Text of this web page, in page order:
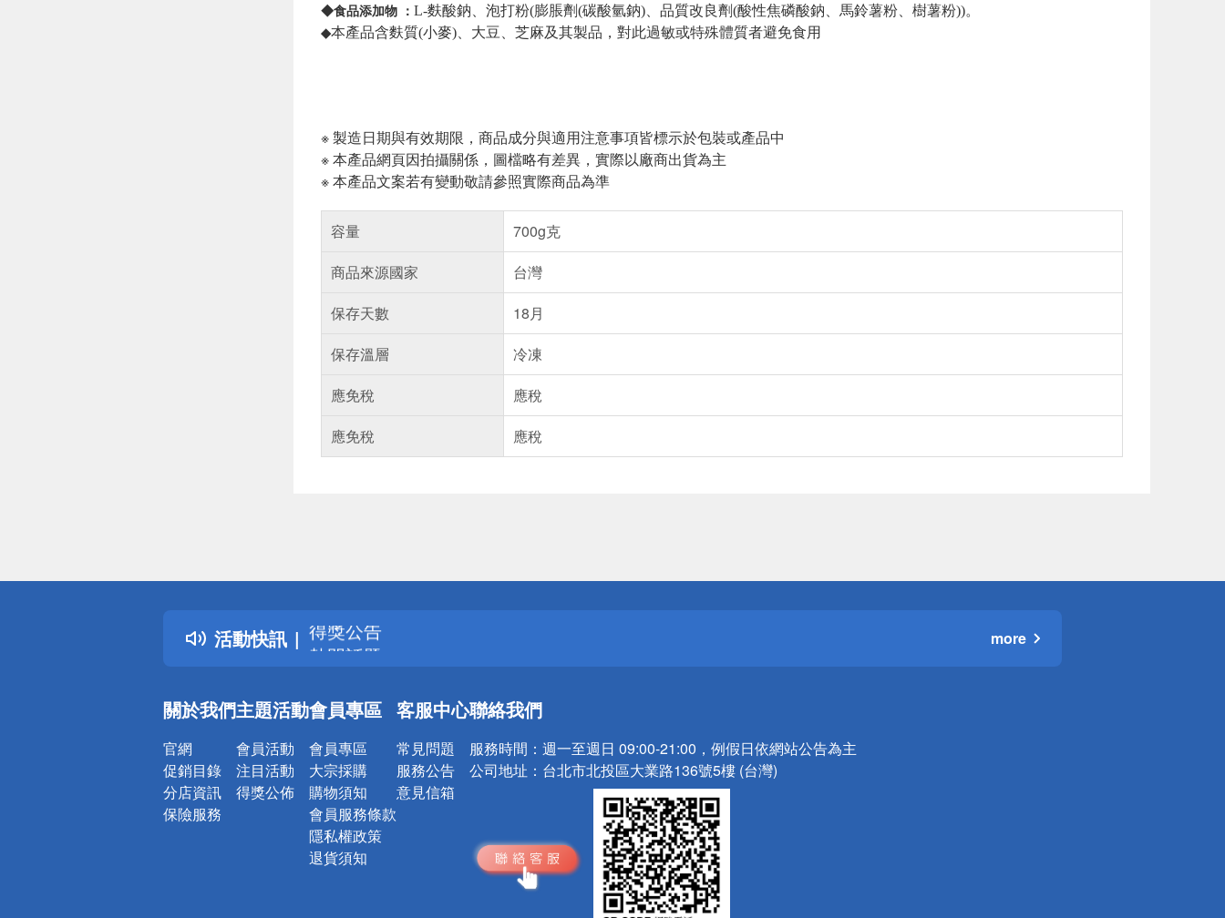
◆食品添加物 ： L-麩酸鈉、泡打粉(膨脹劑(碳酸氫鈉)、品質改良劑(酸性焦磷酸鈉、馬鈴薯粉、樹薯粉))。
◆本產品含麩質(小麥)、大豆、芝麻及其製品，對此過敏或特殊體質者避免食用
※ 製造日期與有效期限，商品成分與適用注意事項皆標示於包裝或產品中
※ 本產品網頁因拍攝關係，圖檔略有差異，實際以廠商出貨為主
※ 本產品文案若有變動敬請參照實際商品為準
容量
700g克
商品來源國家
台灣
保存天數
18月
保存溫層
冷凍
應免稅
應稅
應免稅
應稅
活動快訊
詐騙網頁！請小心！
得獎公告
熱門話題
銀行優惠
詐騙網頁！請小心！
more
關於我們
官網
促銷目錄
分店資訊
保險服務
主題活動
會員活動
注目活動
得獎公佈
會員專區
會員專區
大宗採購
購物須知
會員服務條款
隱私權政策
退貨須知
客服中心
常見問題
服務公告
意見信箱
聯絡我們
服務時間： 週一至週日 09:00-21:00，例假日依網站公告為主
公司地址： 台北市北投區大業路136號5樓 (台灣)